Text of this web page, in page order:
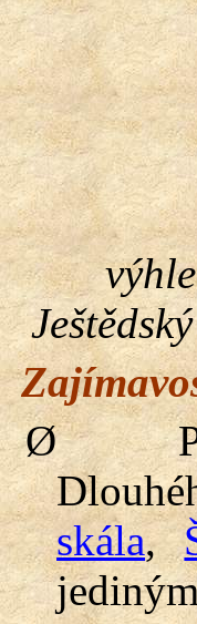
Ø
skála,